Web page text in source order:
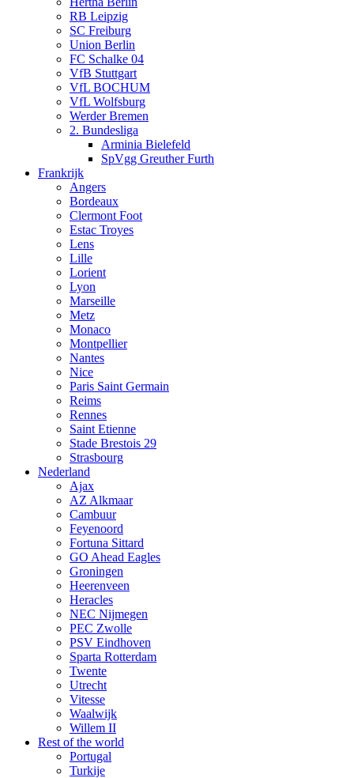
RB Leipzig
SC Freiburg
Union Berlin
FC Schalke 04
VfB Stuttgart
VfL BOCHUM
VfL Wolfsburg
Werder Bremen
2. Bundesliga
Arminia Bielefeld
SpVgg Greuther Furth
Frankrijk
Angers
Bordeaux
Clermont Foot
Estac Troyes
Lens
Lille
Lorient
Lyon
Marseille
Metz
Monaco
Montpellier
Nantes
Nice
Paris Saint Germain
Reims
Rennes
Saint Etienne
Stade Brestois 29
Strasbourg
Nederland
Ajax
AZ Alkmaar
Cambuur
Feyenoord
Fortuna Sittard
GO Ahead Eagles
Groningen
Heerenveen
Heracles
NEC Nijmegen
PEC Zwolle
PSV Eindhoven
Sparta Rotterdam
Twente
Utrecht
Vitesse
Waalwijk
Willem II
Rest of the world
Portugal
Turkije